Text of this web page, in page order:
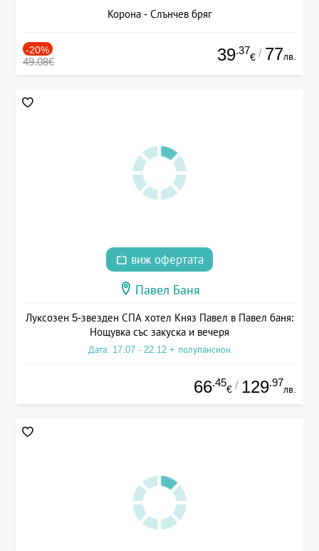
Корона - Слънчев бряг
-20%
49.08€ 39.37
€ / 77лв.
виж офертата
Павел Баня
Луксозен 5-звезден СПА хотел Княз Павел в Павел баня:
Нощувка със закуска и вечеря
Дата: 17.07 - 22.12 + полупансион
66.45
€ / 129.97
лв.